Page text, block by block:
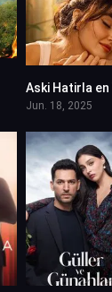
Jun. 18, 2025